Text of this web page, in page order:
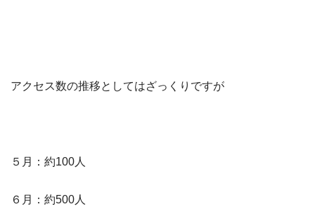
アクセス数の推移としてはざっくりですが
５月：約100人
６月：約500人